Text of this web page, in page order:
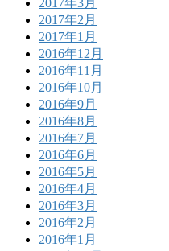
2017年3月
2017年2月
2017年1月
2016年12月
2016年11月
2016年10月
2016年9月
2016年8月
2016年7月
2016年6月
2016年5月
2016年4月
2016年3月
2016年2月
2016年1月